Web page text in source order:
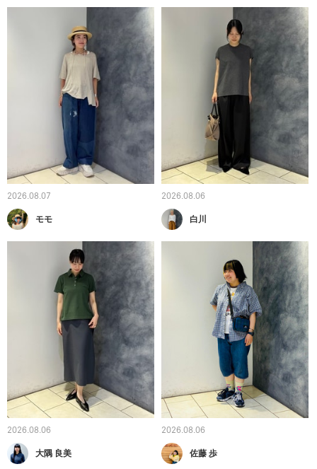
2026.08.07
モモ
2026.08.06
白川
2026.08.06
大隅 良美
2026.08.06
佐藤 歩